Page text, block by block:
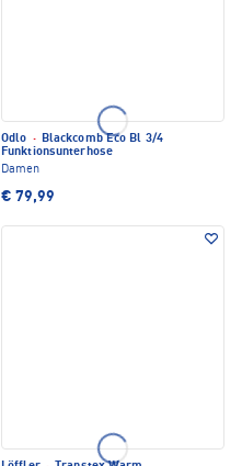
Odlo · Blackcomb Eco Bl 3/4
Funktionsunterhose
Damen
€ 79,99